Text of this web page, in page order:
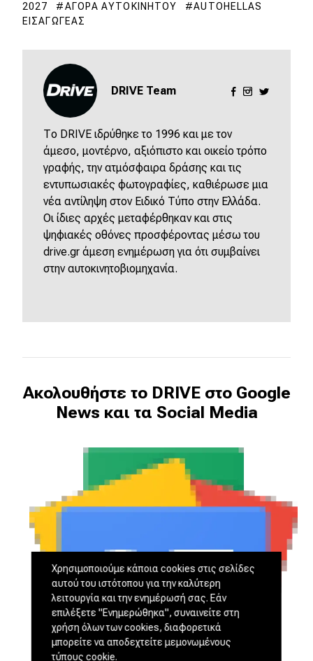
2027
AΓΟΡΆ ΑΥΤΟΚΙΝΉΤΟΥ
AUTOHELLAS
ΕΙΣΑΓΩΓΈΑΣ
DRIVE Team
Το DRIVE ιδρύθηκε το 1996 και με τον
άμεσο, μοντέρνο, αξιόπιστο και οικείο τρόπο
γραφής, την ατμόσφαιρα δράσης και τις
εντυπωσιακές φωτογραφίες, καθιέρωσε μια
νέα αντίληψη στον Ειδικό Τύπο στην Ελλάδα.
Οι ίδιες αρχές μεταφέρθηκαν και στις
ψηφιακές οθόνες προσφέροντας μέσω του
drive.gr άμεση ενημέρωση για ότι συμβαίνει
στην αυτοκινητοβιομηχανία.
Ακολουθήστε το DRIVE στο Google
News και τα Social Media
Χρησιμοποιούμε κάποια cookies στις σελίδες
αυτού του ιστότοπου για την καλύτερη
λειτουργία και την ενημέρωσή σας. Εάν
επιλέξετε "Ενημερώθηκα", συναινείτε στη
χρήση όλων των cookies, διαφορετικά
μπορείτε να αποδεχτείτε μεμονωμένους
τύπους cookie.